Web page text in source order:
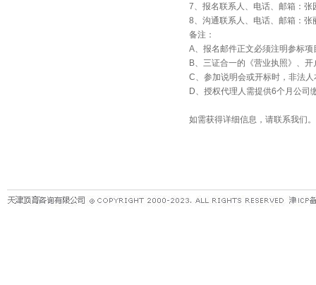
7、报名联系人、电话、邮箱：
8、沟通联系人、电话、邮箱：
备注：
A、报名邮件正文必须注明参标
B、三证合一的《营业执照》、
C、参加说明会或开标时，非法
D、授权代理人需提供6个月公司
如需获得详细信息，请联系我们。